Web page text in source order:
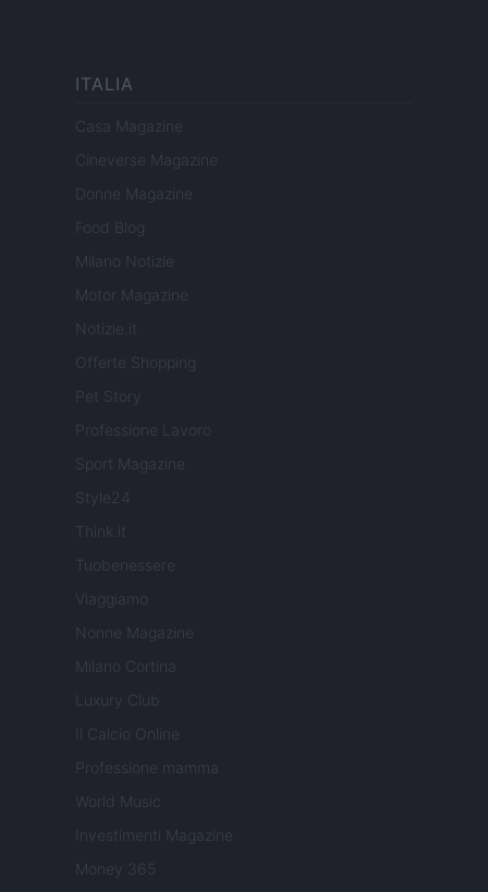
ITALIA
Casa Magazine
Cineverse Magazine
Donne Magazine
Food Blog
Milano Notizie
Motor Magazine
Notizie.it
Offerte Shopping
Pet Story
Professione Lavoro
Sport Magazine
Style24
Think.it
Tuobenessere
Viaggiamo
Nonne Magazine
Milano Cortina
Luxury Club
Il Calcio Online
Professione mamma
World Music
Investimenti Magazine
Money 365